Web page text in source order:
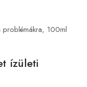
ízületi